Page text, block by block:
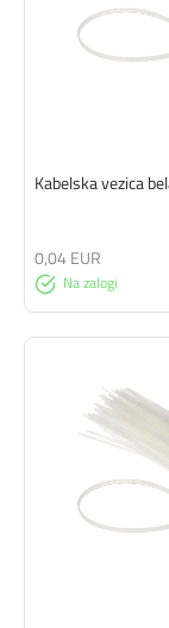
Kabelska vezica
Na zalogi
0,04 EUR